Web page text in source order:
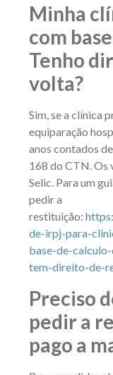
Minha
com
Tenho
volta?
Sim, se a clínica
equiparação
anos contados
168 do CTN. Os
Selic. Para um
pedir a
restituição:
de-irpj-para-
base-de-
tem-direito-de-
Preciso
pedir a
pago a